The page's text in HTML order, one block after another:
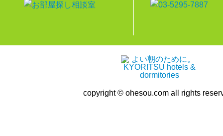
copyright © ohesou.com all rights